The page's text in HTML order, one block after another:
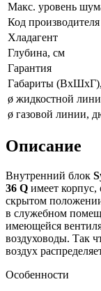
Макс. уровень
Код производителя
Хладагент
Глубина, см
Гарантия
Габариты
ø жидкостной
ø газовой линии,
Описание
Внутренний блок
36 Q имеет корпус,
скрытом
в служебном
имеющейся
воздуховоды. Так
воздух
Особенности